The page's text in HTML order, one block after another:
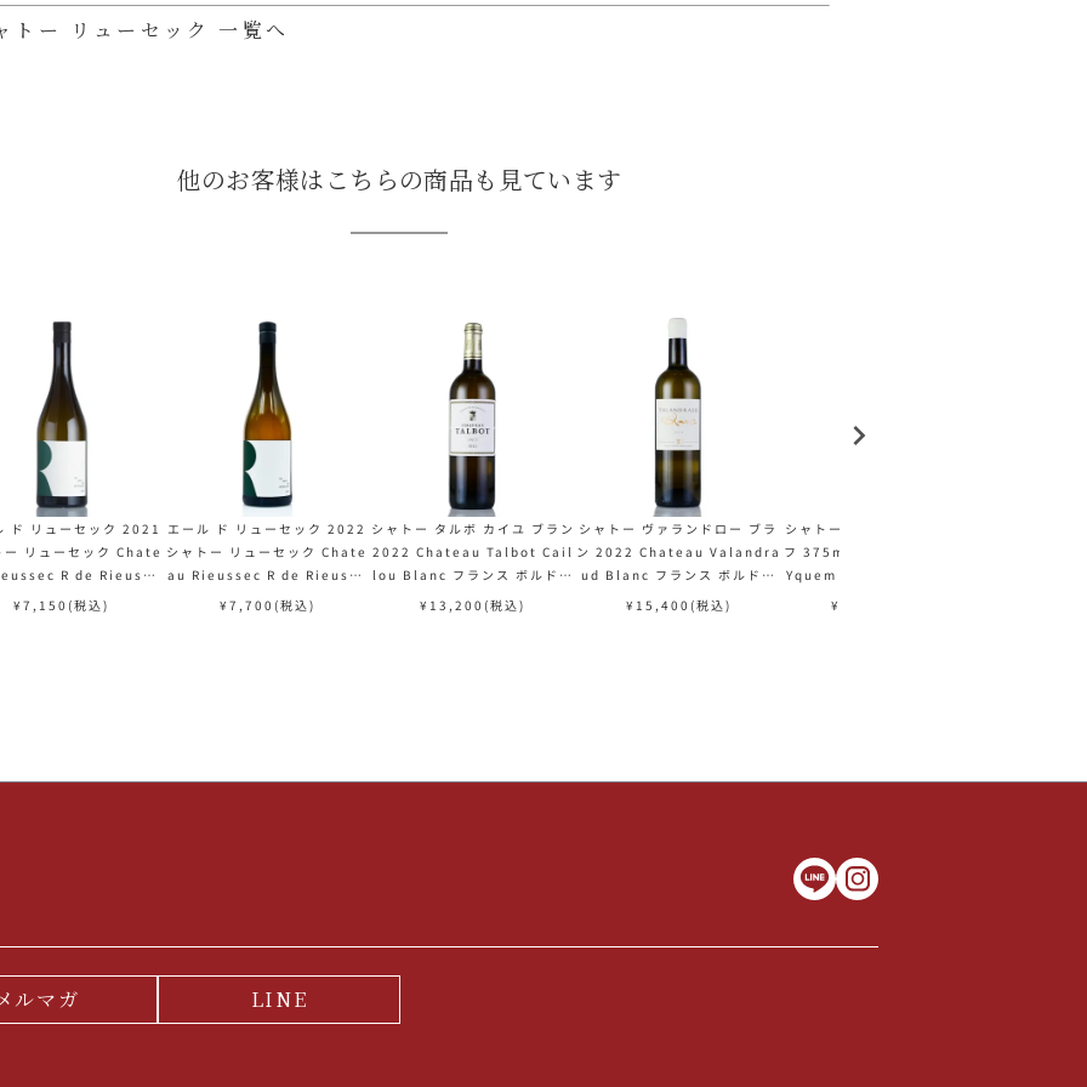
トー リューセック 一覧へ
他のお客様はこちらの商品も見ています
ド リューセック 2021
ー リューセック Chate
R de Rieusse
ンス ボルドー 白ワイン
¥7,150 (税込)
エール ド リューセック 2022
シャトー リューセック Chate
au Rieussec R de Rieusse
c フランス ボルドー 白ワイン
¥ 7,700 (税込)
シャトー タルボ カイユ ブラン
2022 Chateau Talbot Cail
lou Blanc フランス ボルドー
白ワイン
¥ 13,200 (税込)
シャトー ヴァランドロー ブラ
ン 2022 Chateau Valandra
ud Blanc フランス ボルドー
白ワイン
¥ 15,400 (税込)
シャトー ディケム 2016 ハー
フ 375ml イケム Chateau d
Yquem フランス ボルドー 甘
¥
ルマガ LINE